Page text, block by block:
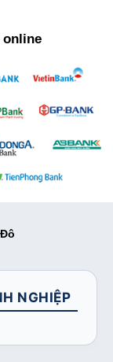
online
NGHIỆP